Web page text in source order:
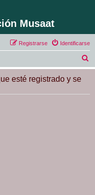
Musaat
Identificarse
Registrarse
u
c
esté registrado y se